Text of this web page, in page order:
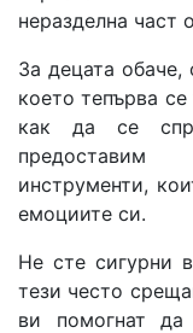
неразделна част
За децата обаче,
което тепърва
как да се
инструменти,
емоциите си.
Не сте сигурни
тези често
ви помогнат да